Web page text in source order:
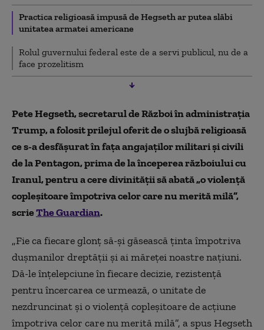
Practica religioasă impusă de Hegseth ar putea slăbi
unitatea armatei americane
Rolul guvernului federal este de a servi publicul, nu de a
face prozelitism
Pete Hegseth, secretarul de Război în administrația
Trump, a folosit prilejul oferit de o slujbă religioasă
ce s-a desfășurat în fața angajaților militari și civili
de la Pentagon, prima de la începerea războiului cu
Iranul, pentru a cere divinității să abată „o violență
copleșitoare împotriva celor care nu merită milă”,
scrieThe Guardian.
„Fie ca fiecare glonț să-și găsească ținta împotriva
dușmanilor dreptății și ai măreței noastre națiuni.
Dă-le înțelepciune în fiecare decizie, rezistență
pentru încercarea ce urmează, o unitate de
nezdruncinat și o violență copleșitoare de acțiune
împotriva celor care nu merită milă”, a spus Hegseth